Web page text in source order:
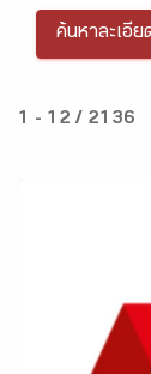
ค้นหาละเอีย
1 - 12 / 2136